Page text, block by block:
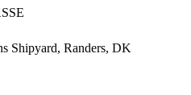
Shipyard, Randers, DK